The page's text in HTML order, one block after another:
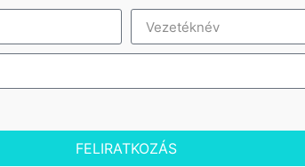
FELIRATKOZÁS